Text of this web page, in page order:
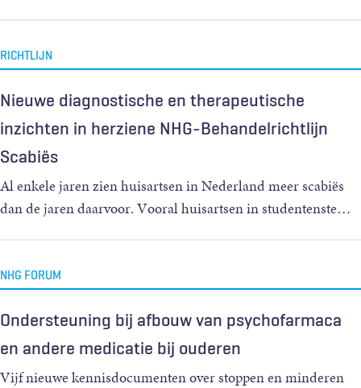
RICHTLIJN
Nieuwe diagnostische en therapeutische
inzichten in herziene NHG-Behandelrichtlijn
Scabiës
Al enkele jaren zien huisartsen in Nederland meer scabiës
dan de jaren daarvoor. Vooral huisartsen in studentenste…
NHG FORUM
Ondersteuning bij afbouw van psychofarmaca
en andere medicatie bij ouderen
Vijf nieuwe kennisdocumenten over stoppen en minderen